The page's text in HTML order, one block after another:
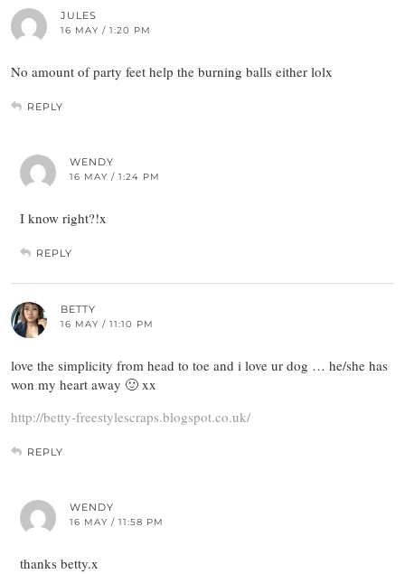
JULES
16 MAY / 1:20 PM
No amount of party feet help the burning balls either lolx
REPLY
WENDY
16 MAY / 1:24 PM
I know right?!x
REPLY
BETTY
16 MAY / 11:10 PM
love the simplicity from head to toe and i love ur dog … he/she has
won my heart away 🙂 xx
http://betty-freestylescraps.blogspot.co.uk/
REPLY
WENDY
16 MAY / 11:58 PM
thanks betty.x